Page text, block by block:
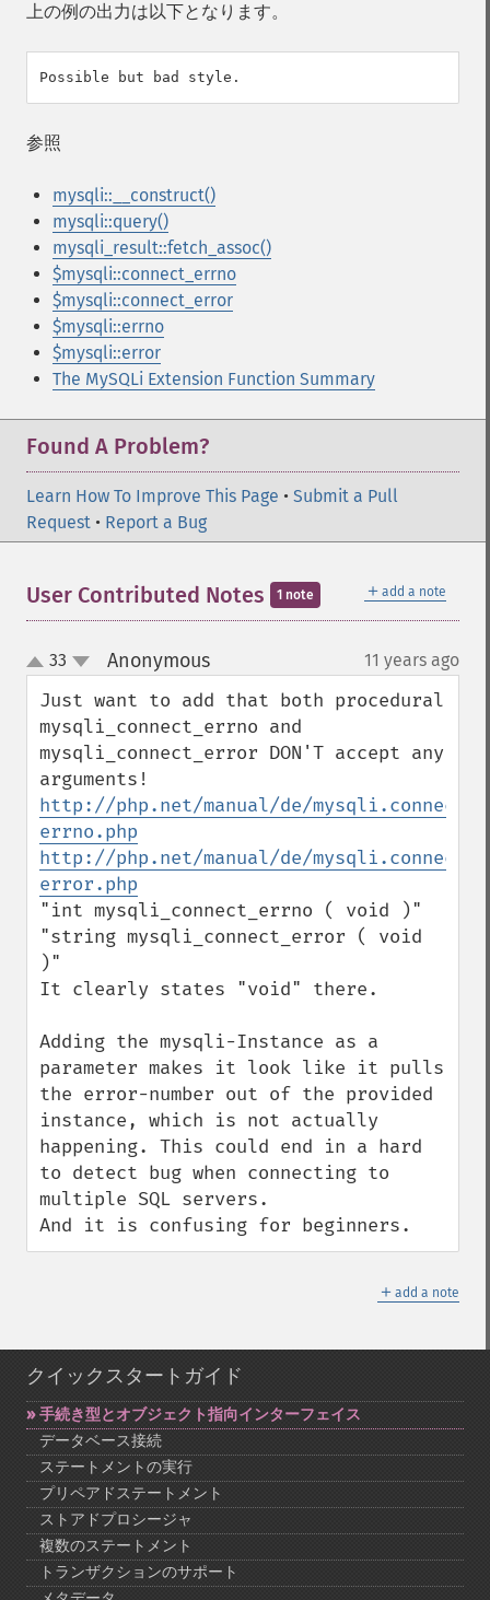
上の例の出力は以下となります。
参照
mysqli::__construct()
mysqli::query()
mysqli_result::fetch_assoc()
$mysqli::connect_errno
$mysqli::connect_error
$mysqli::errno
$mysqli::error
The MySQLi Extension Function Summary
Found A Problem?
Learn How To Improve This Page • Submit a Pull
Request • Report a Bug
＋ add a note
User Contributed Notes 1 note
up
down
33 Anonymous¶ 11 years ago
Just want to add that both procedural
mysqli_connect_errno and
mysqli_connect_error DON'T accept any
http://php.net/manual/de/mysqli.connect-
errno.php
http://php.net/manual/de/mysqli.connect-
error.php
"int mysqli_connect_errno ( void )"
"string mysqli_connect_error ( void
)"
It clearly states "void" there.
Adding the mysqli-Instance as a
parameter makes it look like it pulls
the error-number out of the provided
instance, which is not actually
happening. This could end in a hard
to detect bug when connecting to
multiple SQL servers.
And it is confusing for beginners.
＋ add a note
クイックスタートガイド
手続き型とオブジェクト指向インターフェイス
データベース接続
ステートメントの実行
プリペアドステートメント
ストアドプロシージャ
複数のステートメント
トランザクションのサポート